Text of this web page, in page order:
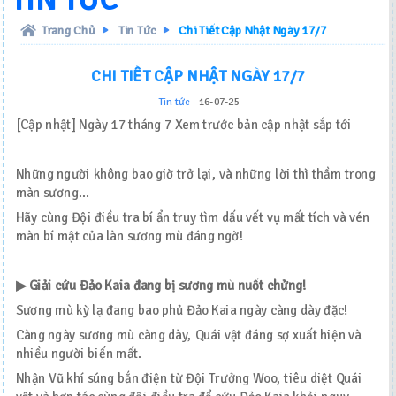
Trang Chủ Tin Tức Chi Tiết Cập Nhật Ngày 17/7
CHI TIẾT CẬP NHẬT NGÀY 17/7
Tin tức 16-07-25
[Cập nhật] Ngày 17 tháng 7 Xem trước bản cập nhật sắp tới
Những người không bao giờ trở lại, và những lời thì thầm trong
màn sương…
Hãy cùng Đội điều tra bí ẩn truy tìm dấu vết vụ mất tích và vén
màn bí mật của làn sương mù đáng ngờ!
▶ Giải cứu Đảo Kaia đang bị sương mù nuốt chửng!
Sương mù kỳ lạ đang bao phủ Đảo Kaia ngày càng dày đặc!
Càng ngày sương mù càng dày, Quái vật đáng sợ xuất hiện và
nhiều người biến mất.
Nhận Vũ khí súng bắn điện từ Đội Trưởng Woo, tiêu diệt Quái